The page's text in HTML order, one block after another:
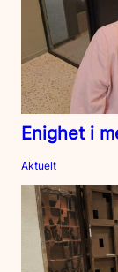
Enighet i
Aktuelt